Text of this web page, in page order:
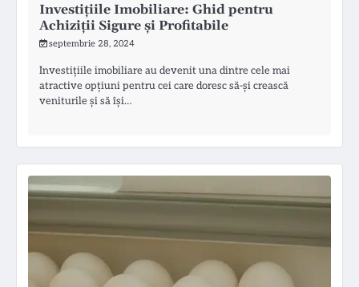
Investițiile Imobiliare: Ghid pentru
Achiziții Sigure și Profitabile
septembrie 28, 2024
Investițiile imobiliare au devenit una dintre cele mai
atractive opțiuni pentru cei care doresc să-și crească
veniturile și să își…